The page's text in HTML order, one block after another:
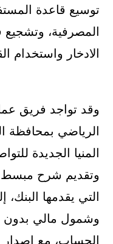
توسيع قاعدة
المصرفية، وتشجيع
الادخار واستخدام
وقد تواجد فريق
الرياضي بمحافظة
المنيا الجديدة
وتقديم شرح مبسط
التي يقدمها
وشمول مالي بدون
الحساب، مع